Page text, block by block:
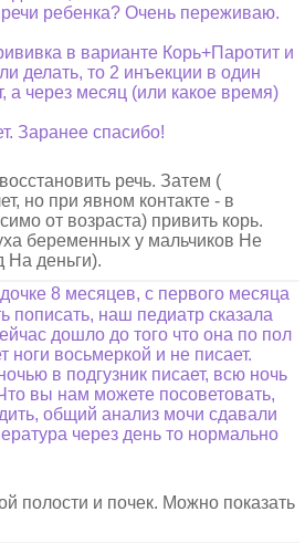
ребенка? Очень переживаю.
в варианте Корь+Паротит и
делать, то 2 инъекции в один
а через месяц (или какое время)
Заранее спасибо!
речь. Затем (
но при явном контакте - в
от возраста) привить корь.
беременных у мальчиков Не
На деньги).
8 месяцев, с первого месяца
пописать, наш педиатр сказала
дошло до того что она по пол
ноги восьмеркой и не писает.
в подгузник писает, всю ночь
вы нам можете посоветовать,
общий анализ мочи сдавали
через день то нормально
полости и почек. Можно показать